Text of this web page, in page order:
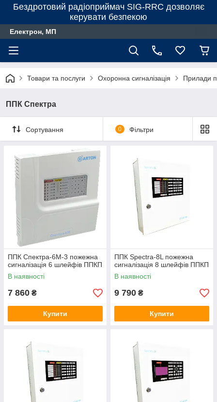
Бездротовий радіоприймач SIG-RRC дозволяє
керувати безпекою
Електрон, МП
Товари та послуги Охоронна сигналізація Прилади
ППК Спектра
Сортування 0 Фільтри
ППК Спектра-6М-3 пожежна
сигналізація 6 шлейфів ППКП
В наявності
7 860 ₴
Купити
ППК Spectra-8L пожежна
сигналізація 8 шлейфів ППКП
В наявності
9 790 ₴
Купити